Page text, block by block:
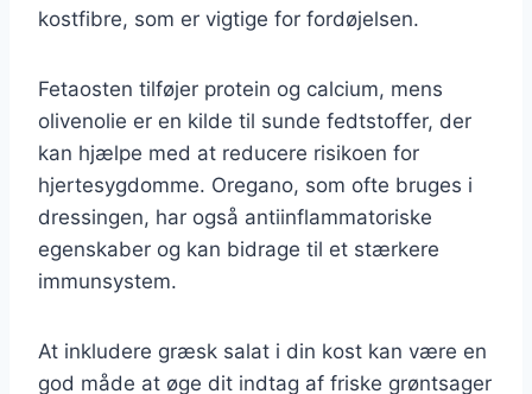
kostfibre, som er vigtige for fordøjelsen.
Fetaosten tilføjer protein og calcium, mens
olivenolie er en kilde til sunde fedtstoffer, der
kan hjælpe med at reducere risikoen for
hjertesygdomme. Oregano, som ofte bruges i
dressingen, har også antiinflammatoriske
egenskaber og kan bidrage til et stærkere
immunsystem.
At inkludere græsk salat i din kost kan være en
god måde at øge dit indtag af friske grøntsager